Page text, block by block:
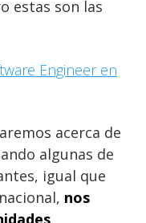
estas son las
Engineer en
acerca de
algunas de
igual que
nos